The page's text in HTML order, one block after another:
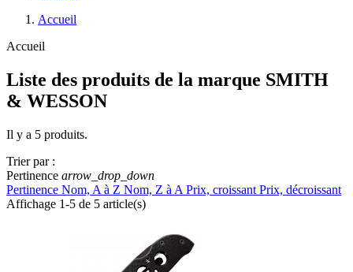
Accueil
Accueil
Liste des produits de la marque SMITH
& WESSON
Il y a 5 produits.
Trier par :
Pertinence arrow_drop_down
Pertinence Nom, A à Z Nom, Z à A Prix, croissant Prix, décroissant
Affichage 1-5 de 5 article(s)